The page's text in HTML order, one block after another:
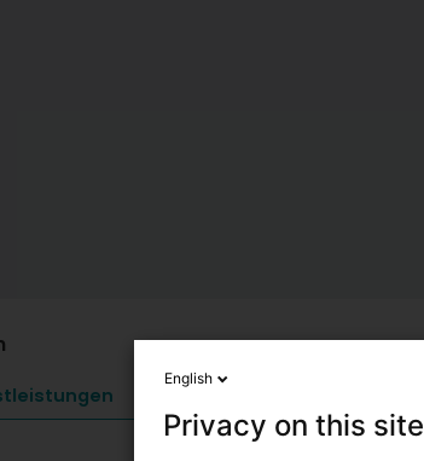
English
Privacy on this site